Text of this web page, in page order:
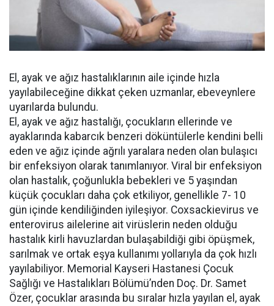
El, ayak ve ağız hastalıklarının aile içinde hızla
yayılabileceğine dikkat çeken uzmanlar, ebeveynlere
uyarılarda bulundu.
El, ayak ve ağız hastalığı, çocukların ellerinde ve
ayaklarında kabarcık benzeri döküntülerle kendini belli
eden ve ağız içinde ağrılı yaralara neden olan bulaşıcı
bir enfeksiyon olarak tanımlanıyor. Viral bir enfeksiyon
olan hastalık, çoğunlukla bebekleri ve 5 yaşından
küçük çocukları daha çok etkiliyor, genellikle 7- 10
gün içinde kendiliğinden iyileşiyor. Coxsackievirus ve
enterovirus ailelerine ait virüslerin neden olduğu
hastalık kirli havuzlardan bulaşabildiği gibi öpüşmek,
sarılmak ve ortak eşya kullanımı yollarıyla da çok hızlı
yayılabiliyor. Memorial Kayseri Hastanesi Çocuk
Sağlığı ve Hastalıkları Bölümü’nden Doç. Dr. Samet
Özer, çocuklar arasında bu sıralar hızla yayılan el, ayak